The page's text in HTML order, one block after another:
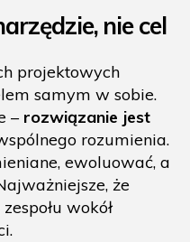
nie cel
projektowych
samym w sobie.
– rozwiązanie jest
rozumienia.
ewoluować, a
że
wokół